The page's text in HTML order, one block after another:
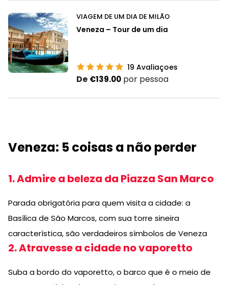
VIAGEM DE UM DIA DE MILÃO
Veneza – Tour de um dia
19 Avaliaçoes
De €139.00 por pessoa
Veneza: 5 coisas a não perder
1. Admire a beleza da Piazza San Marco
Parada obrigatória para quem visita a cidade: a
Basílica de São Marcos, com sua torre sineira
característica, são verdadeiros símbolos de Veneza
2. Atravesse a cidade no vaporetto
Suba a bordo do vaporetto, o barco que é o meio de